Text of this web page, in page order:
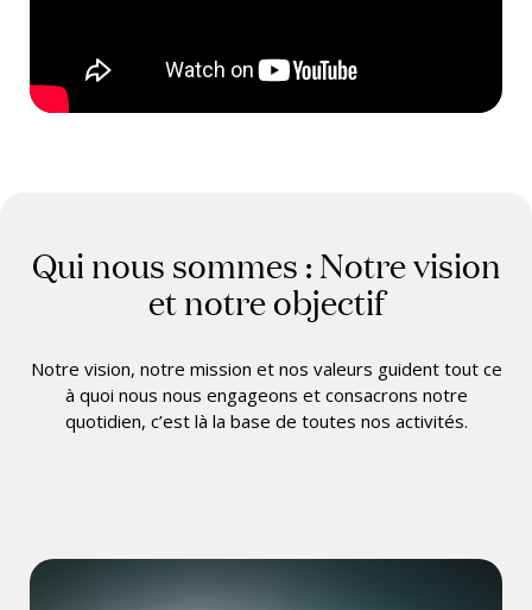
Qui nous sommes : Notre vision
et notre objectif
Notre vision, notre mission et nos valeurs guident tout ce
à quoi nous nous engageons et consacrons notre
quotidien, c’est là la base de toutes nos activités.